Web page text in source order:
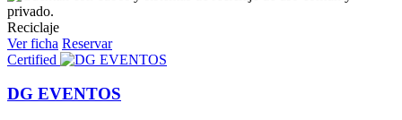
Reciclaje
Ver ficha Reservar
Certified
DG EVENTOS